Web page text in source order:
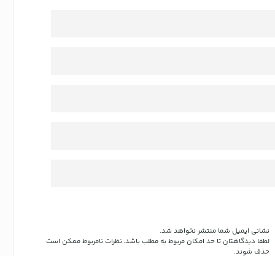
نشانی ایمیل شما منتشر نخواهد شد.
لطفا دیدگاهتان تا حد امکان مربوط به مطلب باشد. نظرات نامربوط ممکن است
حذف شوند.